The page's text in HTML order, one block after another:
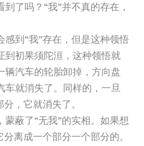
了吗？“我”并不真的存在，
到“我”存在，但是这种领悟
到初果须陀洹，这种领悟就
辆汽车的轮胎卸掉，方向盘
就消失了。同样的，一旦
，它就消失了。
蒙蔽了“无我”的实相。如果想
离成一个部分一个部分的。